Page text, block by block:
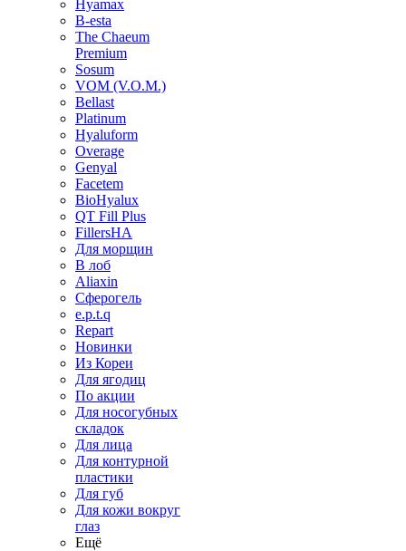
Hyamax
B-esta
The Chaeum
Premium
Sosum
VOM (V.O.M.)
Bellast
Platinum
Hyaluform
Overage
Genyal
Facetem
BioHyalux
QT Fill Plus
FillersHA
Для морщин
В лоб
Aliaxin
Сферогель
e.p.t.q
Repart
Новинки
Из Кореи
Для ягодиц
По акции
Для носогубных
складок
Для лица
Для контурной
пластики
Для губ
Для кожи вокруг
глаз
Ещё